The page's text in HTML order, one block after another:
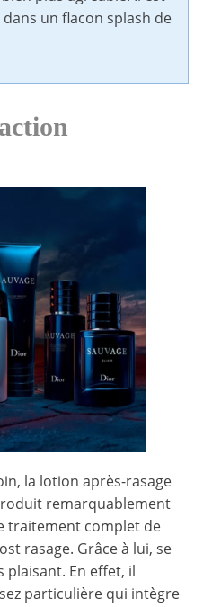
un flacon splash de
la lotion après-rasage
remarquablement
traitement complet de
rasage. Grâce à lui, se
plaisant. En effet, il
particulière qui intègre